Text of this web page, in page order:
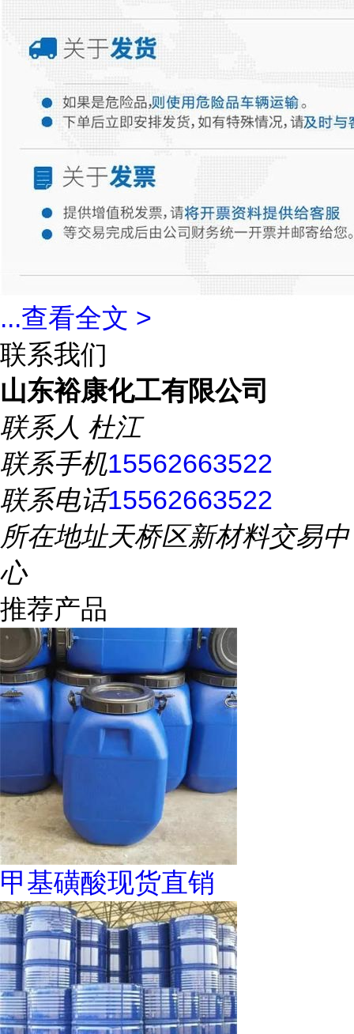
...查看全文 >
联系我们
山东裕康化工有限公司
联系人 杜江
联系手机15562663522
联系电话15562663522
所在地址天桥区新材料交易中
心
推荐产品
甲基磺酸现货直销